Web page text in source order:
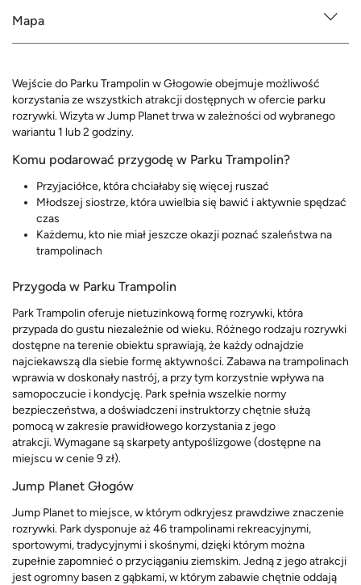
Mapa
Wejście do Parku Trampolin w Głogowie obejmuje możliwość
korzystania ze wszystkich atrakcji dostępnych w ofercie parku
rozrywki. Wizyta w Jump Planet trwa w zależności od wybranego
wariantu 1 lub 2 godziny.
Komu podarować przygodę w Parku Trampolin?
Przyjaciółce, która chciałaby się więcej ruszać
Młodszej siostrze, która uwielbia się bawić i aktywnie spędzać
czas
Każdemu, kto nie miał jeszcze okazji poznać szaleństwa na
trampolinach
Przygoda w Parku Trampolin
Park Trampolin oferuje nietuzinkową formę rozrywki, która
przypada do gustu niezależnie od wieku. Różnego rodzaju rozrywki
dostępne na terenie obiektu sprawiają, że każdy odnajdzie
najciekawszą dla siebie formę aktywności. Zabawa na trampolinach
wprawia w doskonały nastrój, a przy tym korzystnie wpływa na
samopoczucie i kondycję. Park spełnia wszelkie normy
bezpieczeństwa, a doświadczeni instruktorzy chętnie służą
pomocą w zakresie prawidłowego korzystania z jego
atrakcji. Wymagane są skarpety antypoślizgowe (dostępne na
miejscu w cenie 9 zł).
Jump Planet Głogów
Jump Planet to miejsce, w którym odkryjesz prawdziwe znaczenie
rozrywki. Park dysponuje aż 46 trampolinami rekreacyjnymi,
sportowymi, tradycyjnymi i skośnymi, dzięki którym można
zupełnie zapomnieć o przyciąganiu ziemskim. Jedną z jego atrakcji
jest ogromny basen z gąbkami, w którym zabawie chętnie oddają